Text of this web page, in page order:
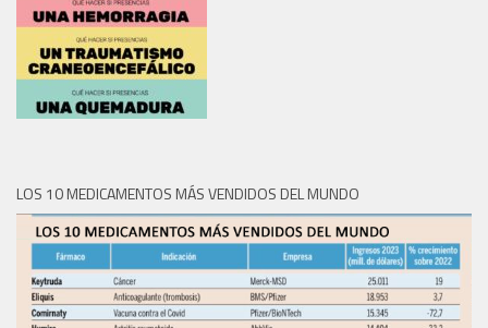
LOS 10 MEDICAMENTOS MÁS VENDIDOS DEL MUNDO